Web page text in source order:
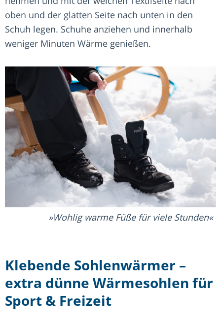
oben und der glatten Seite nach unten in den
Schuh legen. Schuhe anziehen und innerhalb
weniger Minuten Wärme genießen.
Wohlig warme Füße für viele Stunden
Klebende Sohlenwärmer –
extra dünne Wärmesohlen für
Sport & Freizeit